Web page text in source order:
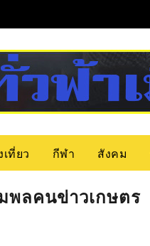
ที่ยว กีฬา สังคม
พลคนข่าวเกษตร